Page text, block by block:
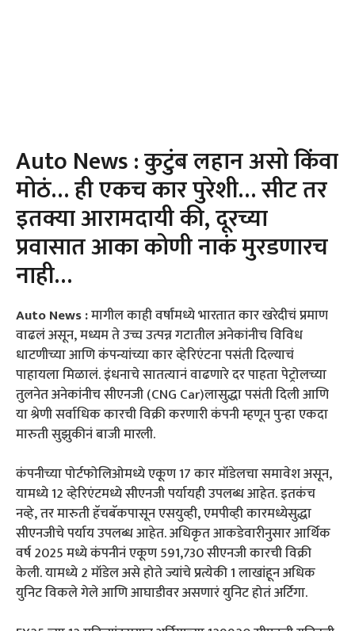
Auto News : कुटुंब लहान असो किंवा
मोठं… ही एकच कार पुरेशी… सीट तर
इतक्या आरामदायी की, दूरच्या
प्रवासात आका कोणी नाकं मुरडणारच
नाही…
Auto News :मागील काही वर्षांमध्ये भारतात कार खरेदीचं प्रमाण
वाढलं असून, मध्यम ते उच्च उत्पन्न गटातील अनेकांनीच विविध
धाटणीच्या आणि कंपन्यांच्या कार व्हेरिएंटना पसंती दिल्याचं
पाहायला मिळालं. इंधनाचे सातत्यानं वाढणारे दर पाहता पेट्रोलच्या
तुलनेत अनेकांनीच सीएनजी (CNG Car)लासुद्धा पसंती दिली आणि
या श्रेणी सर्वाधिक कारची विक्री करणारी कंपनी म्हणून पुन्हा एकदा
मारुती सुझुकीनं बाजी मारली.
कंपनीच्या पोर्टफोलिओमध्ये एकूण 17 कार मॉडेलचा समावेश असून,
यामध्ये 12 व्हेरिएंटमध्ये सीएनजी पर्यायही उपलब्ध आहेत. इतकंच
नव्हे, तर मारुती हॅचबॅकपासून एसयुव्ही, एमपीव्ही कारमध्येसुद्धा
सीएनजीचे पर्याय उपलब्ध आहेत. अधिकृत आकडेवारीनुसार आर्थिक
वर्ष 2025 मध्ये कंपनीनं एकूण 591,730 सीएनजी कारची विक्री
केली. यामध्ये 2 मॉडेल असे होते ज्यांचे प्रत्येकी 1 लाखांहून अधिक
युनिट विकले गेले आणि आघाडीवर असणारं युनिट होतं अर्टिगा.